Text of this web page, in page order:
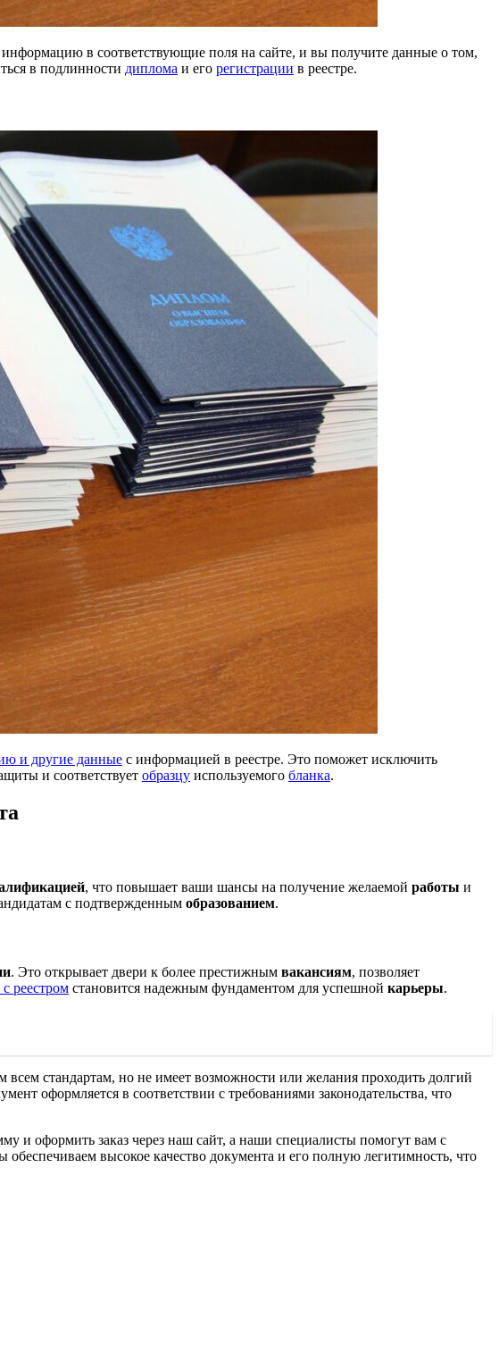
в соответствующие поля на сайте, и вы получите данные о том,
в подлинности диплома и его регистрации в реестре.
и другие данные с информацией в реестре. Это поможет исключить
и соответствует образцу используемого бланка.
, что повышает ваши шансы на получение желаемой работы и
с подтвержденным образованием.
. Это открывает двери к более престижным вакансиям, позволяет
реестром становится надежным фундаментом для успешной карьеры.
стандартам, но не имеет возможности или желания проходить долгий
оформляется в соответствии с требованиями законодательства, что
и оформить заказ через наш сайт, а наши специалисты помогут вам с
высокое качество документа и его полную легитимность, что